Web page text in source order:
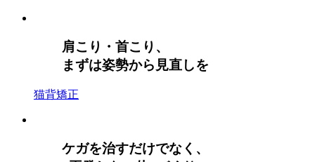
肩こり・首こり、
まずは姿勢から見直しを
猫背矯正
ケガを治すだけでなく、